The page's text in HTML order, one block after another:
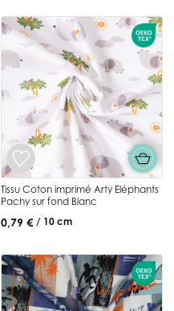
Tissu Coton imprimé Arty Eléphants
Pachy sur fond Blanc
0,79 € / 10 cm